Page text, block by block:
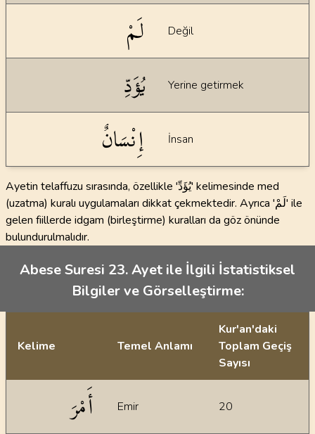
لَمْ Değil
يُؤَدِّ Yerine getirmek
إِنْسَانٌ İnsan
Ayetin telaffuzu sırasında, özellikle 'يُؤَدِّ' kelimesinde med
(uzatma) kuralı uygulamaları dikkat çekmektedir. Ayrıca 'لَمْ' ile
gelen fiillerde idgam (birleştirme) kuralları da göz önünde
bulundurulmalıdır.
Abese Suresi 23. Ayet ile İlgili İstatistiksel
Bilgiler ve Görselleştirme:
Kelime Temel Anlamı
Kur'an'daki
Toplam Geçiş
Sayısı
أَمْرَ Emir 20